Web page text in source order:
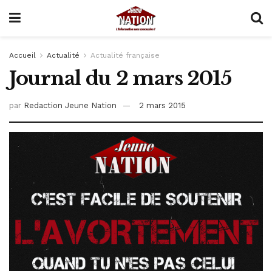
Accueil Actualité Actualité française
Journal du 2 mars 2015
par Redaction Jeune Nation 2 mars 2015